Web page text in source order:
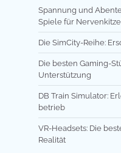
Spannung und
Spiele für
Die SimCity-Reihe:
Die besten Gaming-
Unterstützung
DB Train Simulator:
betrieb
VR-Headsets: Die
Realität